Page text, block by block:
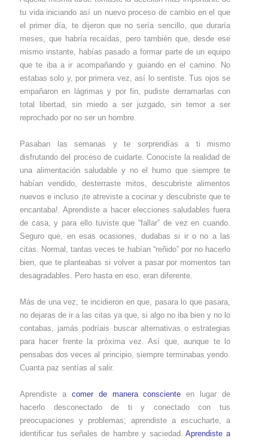
tu vida iniciando así un nuevo proceso de cambio en el que
el primer día, te dijeron que no sería sencillo, que duraría
meses, que habría recaídas, pero también que, desde ese
mismo instante, habías pasado a formar parte de un equipo
que te iba a ir acompañando y guiando en el camino. No
estabas solo y, por primera vez, así lo sentiste. Tus ojos se
empañaron en lágrimas y por fin, pudiste derramarlas con
total libertad, sin miedo a ser juzgado, sin temor a ser
reprochado por no ser un hombre.
Pasaban las semanas y te sorprendías a ti mismo
disfrutando del proceso de cuidarte. Conociste la realidad de
una alimentación saludable y no el humo que siempre te
habían vendido, desterraste mitos, descubriste alimentos
nuevos e incluso ¡te atreviste a cocinar y descubriste que te
encantaba!. Aprendiste a hacer elecciones saludables fuera
de casa, y para ello tuviste que “fallar” de vez en cuando.
Seguro que, en esas ocasiones, dudabas si ir o no a las
citas. Normal, tantas veces te habían “reñido” por no hacerlo
bien, que te planteabas si volver a pasar por momentos tan
desagradables. Pero hasta en eso, eran diferente.
Más de una vez, te incidieron en que, pasara lo que pasara,
no dejaras de ir a las citas ya que, si algo no iba bien y no lo
contabas, jamás podríais buscar alternativas o estrategias
para hacer frente la próxima vez. Así que, aunque te lo
pensabas dos veces al principio, siempre terminabas yendo.
Cuanta paz sentías al salir.
Aprendiste a comer de manera consciente en lugar de
hacerlo desconectado de ti y conectado con tus
preocupaciones y problemas; aprendiste a escucharte, a
identificar tus señales de hambre y saciedad.Aprendiste a